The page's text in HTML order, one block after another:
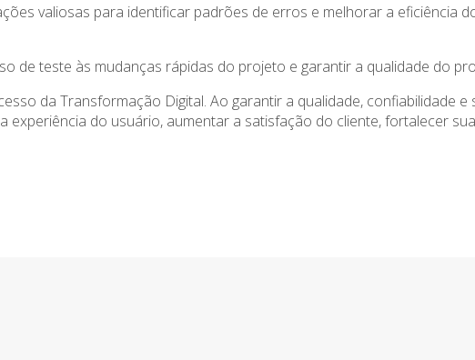
valiosas para identificar padrões de erros e melhorar a eficiência
de teste às mudanças rápidas do projeto e garantir a qualidade do
da Transformação Digital. Ao garantir a qualidade, confiabilidade e
do usuário, aumentar a satisfação do cliente, fortalecer